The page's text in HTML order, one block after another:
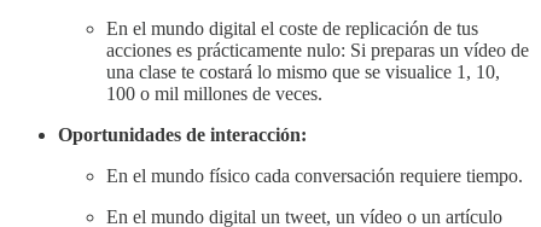
En el mundo digital el coste de replicación de tus
acciones es prácticamente nulo: Si preparas un vídeo de
una clase te costará lo mismo que se visualice 1, 10,
100 o mil millones de veces.
Oportunidades de interacción:
En el mundo físico cada conversación requiere tiempo.
En el mundo digital un tweet, un vídeo o un artículo